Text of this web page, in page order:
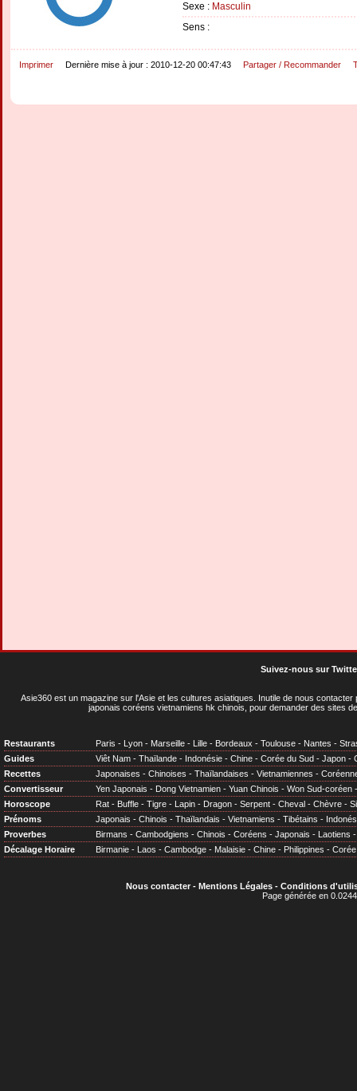
Sexe : Masculin
Sens :
Imprimer Dernière mise à jour : 2010-12-20 00:47:43 Partager / Recommander
Suivez-nous sur
Asie360 est un magazine sur l'Asie et les cultures asiatiques . Inutile de nous
japonais coréens vietnamiens hk chinois, pour demander des sites
Restaurants Paris - Lyon - Marseille - Lille - Bordeaux - Toulouse - Nantes -
Guides
Viêt Nam - Thaïlande - Indonésie - Chine - Corée du Sud - Japon -
Recettes
Japonaises - Chinoises - Thaïlandaises - Vietnamiennes -
Convertisseur
Yen Japonais - Dong Vietnamien - Yuan Chinois - Won Sud-coréen
Horoscope
Rat - Buffle - Tigre - Lapin - Dragon - Serpent - Cheval - Chèvre -
Prénoms
Japonais - Chinois - Thaïlandais - Vietnamiens - Tibétains -
Proverbes
Birmans - Cambodgiens - Chinois - Coréens - Japonais - Laotiens
Décalage Horaire
Birmanie - Laos - Cambodge - Malaisie - Chine - Philippines - Corée
Nous contacter- Mentions Légales- Conditions
Page générée en